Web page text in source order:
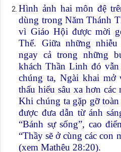
Hình ảnh hai môn đệ
dùng trong Năm Thánh
vì Giáo Hội được mời
Thể. Giữa những
ngay cả trong những
khách Thần Linh đó
chúng ta, Ngài khai mở
thấu hiểu sâu xa hơn
Khi chúng ta gặp gỡ
được đưa dẫn từ ánh
“Bánh sự sống”, cao
“Thầy sẽ ở cùng các con
(xem Mathêu 28:20).